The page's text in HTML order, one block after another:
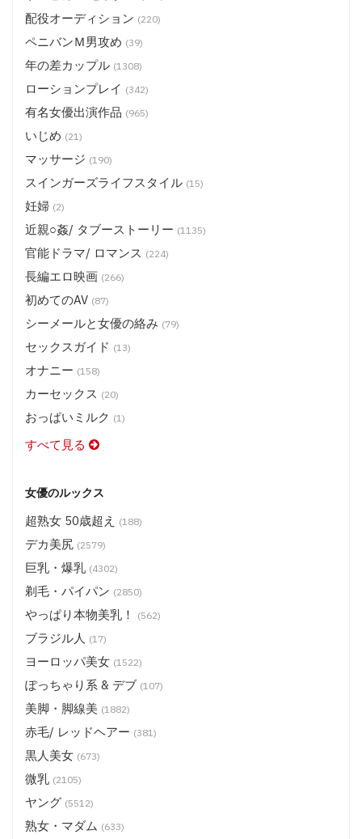
配役オーディション (220)
ペニバンＭ男攻め (39)
年の差カップル (1308)
ローションプレイ (342)
有名女優出演作品 (965)
いじめ (21)
マッサージ (190)
スインガーズライフスタイル (15)
妊婦 (2)
近親○姦/ タブーストーリー (1135)
官能ドラマ/ ロマンス (224)
長編エロ映画 (266)
初めてのAV (87)
シーメールと女優の絡み (79)
セックスガイド (13)
オナニー (158)
カーセックス (20)
おっぱいミルク (1)
すべて見る
女優のルックス
超熟女 50歳超え (188)
デカ美尻 (2579)
巨乳・爆乳 (4302)
剃毛・パイパン (2850)
やっぱり本物美乳！ (562)
ブラジル人 (17)
ヨーロッパ美女 (1522)
ぽっちゃり系 & デブ (107)
美脚・脚線美 (1882)
赤毛/ レッドヘアー (381)
黒人美女 (673)
微乳 (2105)
ヤング (5512)
熟女・マダム (633)